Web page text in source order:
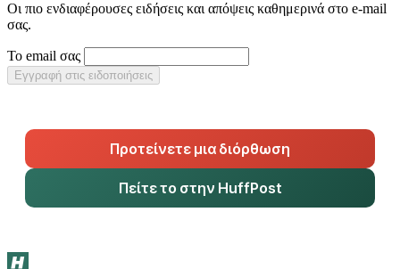
Οι πιο ενδιαφέρουσες ειδήσεις και απόψεις καθημερινά στο e-mail
σας.
Το email σας
Εγγραφή στις ειδοποιήσεις
Προτείνετε μια διόρθωση
Πείτε το στην HuffPost